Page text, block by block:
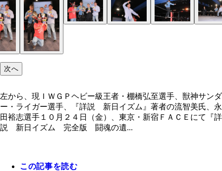
それぞれの新日イズムを胸に秘めて、熱き闘いは
いく
永田選手の決めポーズ「ゼアッ！」
入場するとコーナーに上がり、決めポーズをとる
手。拍手喝采に包まれた
ストロングスタイル、道場、マイクアピール……
ズムを構成するさまざまなテーマに沿ってトーク
会場を埋めた約４００人の観客は、選手たちの熱
クに聞き入っていた
和やかな雰囲気ながら、プロレスへの情熱に溢れ
トークを展開
「脱いで～」コールに応えて、鋼のような上半身
する棚橋選手
シメはもちろん、棚橋選手のキメ台詞「愛してま～
す！」
次へ
左から、現ＩＷＧＰヘビー級王者・棚橋弘至選手、獣神サンダ
ー・ライガー選手、『詳説 新日イズム』著者の流智美氏、永
田裕志選手１０月２４日（金）、東京・新宿ＦＡＣＥにて『詳
説 新日イズム 完全版 闘魂の遺...
この記事を読む